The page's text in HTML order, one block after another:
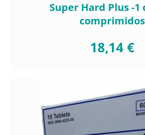
Super Hard Plus -1
comprimidos
18,14 €